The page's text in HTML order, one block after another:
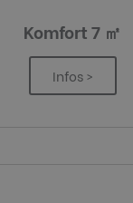
Komfort 7 ㎡
Infos >